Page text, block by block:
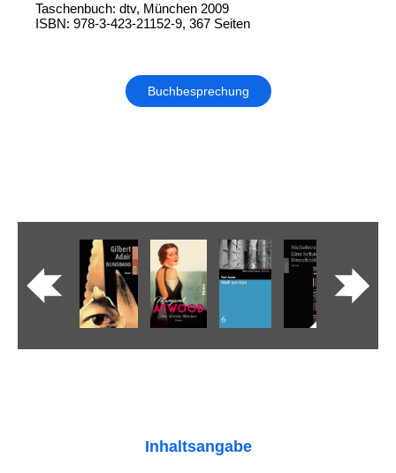
Taschenbuch: dtv, München 2009
ISBN: 978-3-423-21152-9, 367 Seiten
Buchbesprechung
Inhaltsangabe